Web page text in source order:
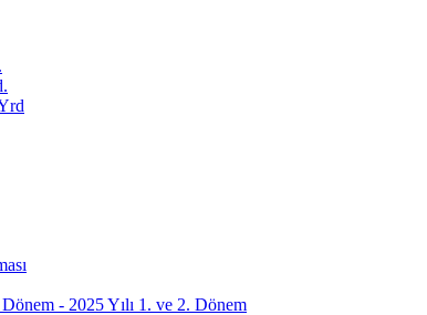
- 2025 Yılı 1. ve 2. Dönem